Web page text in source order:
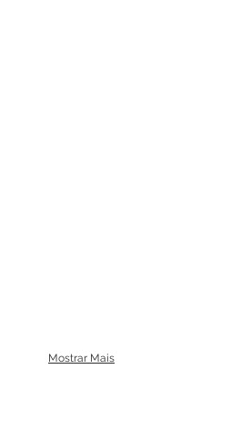
Mostrar Mais